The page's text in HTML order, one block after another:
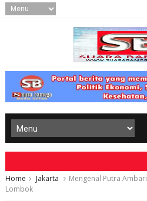
Home Jakarta
Mengenal Putra
Lombok